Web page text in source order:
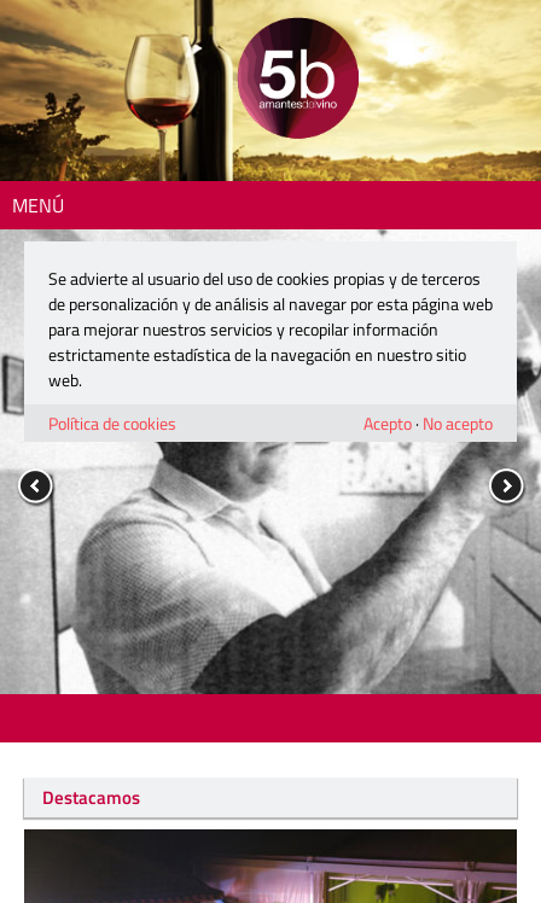
MENÚ
Destacamos
Se advierte al usuario del uso de cookies propias y de terceros
de personalización y de análisis al navegar por esta página web
para mejorar nuestros servicios y recopilar información
estrictamente estadística de la navegación en nuestro sitio
web.
Política de cookies
Acepto· No acepto